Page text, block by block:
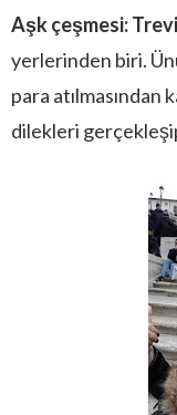
Aşk çeşmesi:
yerlerinden biri.
para atılmasından
dilekleri